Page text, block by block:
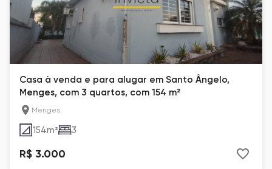
Casa à venda e para alugar em Santo Ângelo,
Menges, com 3 quartos, com 154 m²
Menges
154m² 3
R$ 3.000